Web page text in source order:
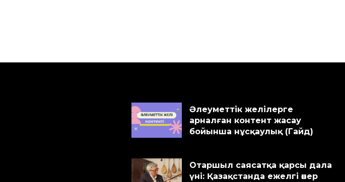
Әлеуметтік желілерге
арналған контент жасау
бойынша нұсқаулық (Гайд)
Отаршыл саясатқа қарсы дала
үні: Қазақстанда ежелгі өнер